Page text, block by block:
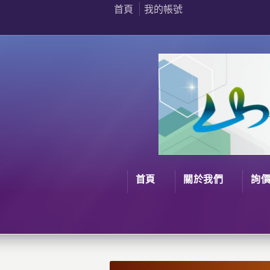
首頁 我的帳號
首頁 關於我們 詢